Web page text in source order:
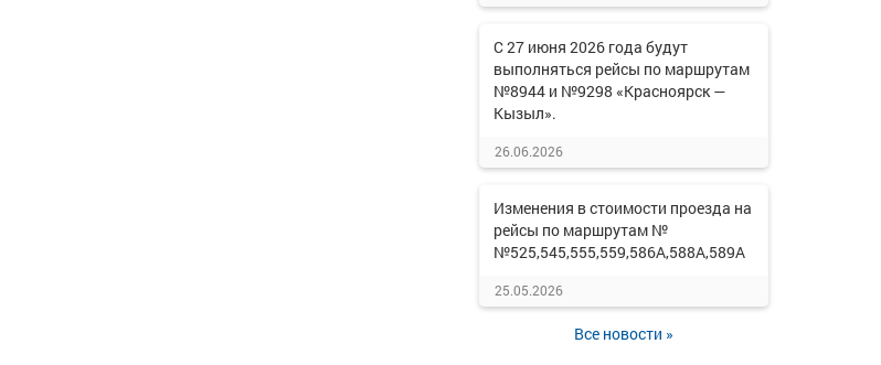
С 27 июня 2026 года будут
выполняться рейсы по маршрутам
№8944 и №9298 «Красноярск —
Кызыл».
26.06.2026
Изменения в стоимости проезда на
рейсы по маршрутам №
№525,545,555,559,586А,588А,589А
25.05.2026
Все новости »